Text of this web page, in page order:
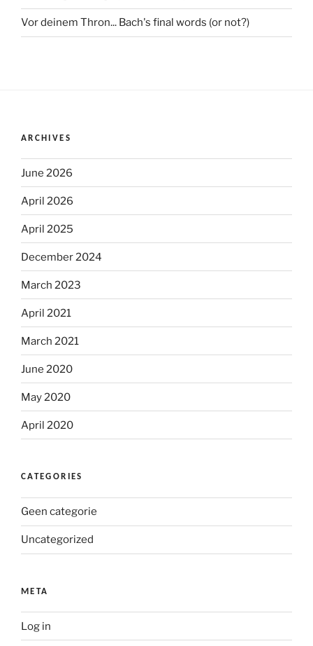
Vor deinem Thron... Bach's final words (or not?)
ARCHIVES
June 2026
April 2026
April 2025
December 2024
March 2023
April 2021
March 2021
June 2020
May 2020
April 2020
CATEGORIES
Geen categorie
Uncategorized
META
Log in